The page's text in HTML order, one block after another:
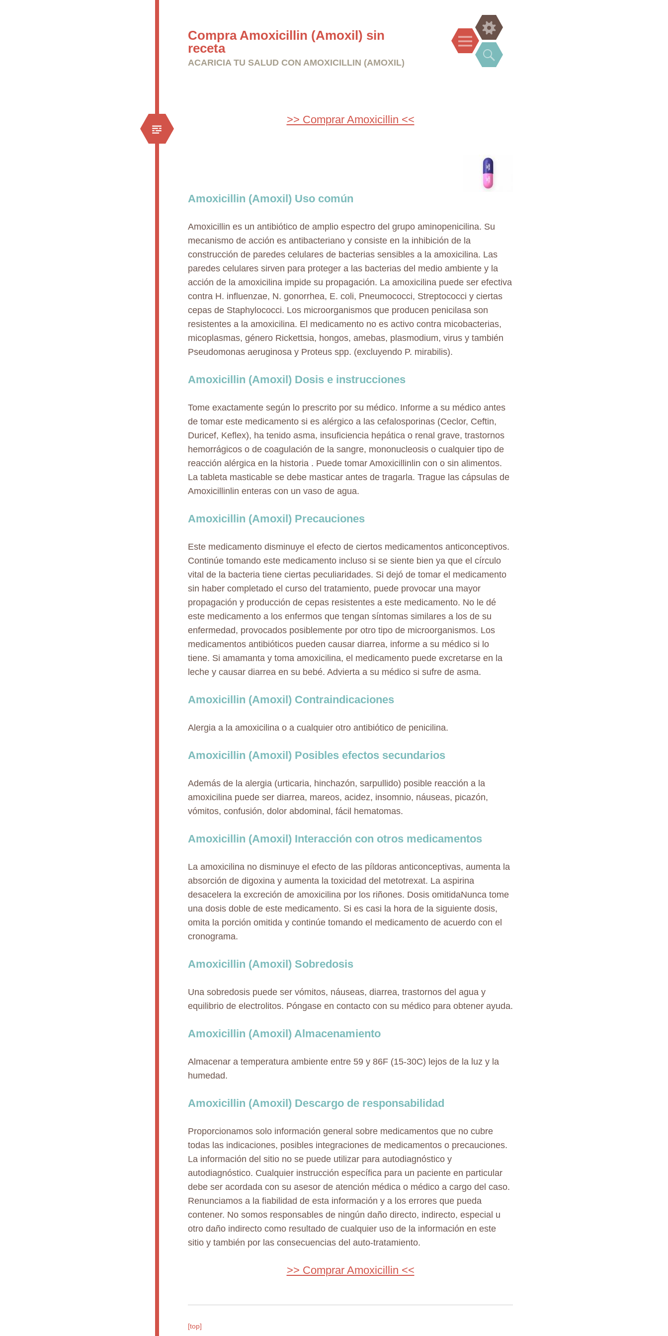
Compra Amoxicillin (Amoxil) sin
receta
ACARICIA TU SALUD CON AMOXICILLIN (AMOXIL)
Menu
Widgets
Search
>> Comprar Amoxicillin <<
Amoxicillin (Amoxil) Uso común
Amoxicillin es un antibiótico de amplio espectro del grupo aminopenicilina. Su
mecanismo de acción es antibacteriano y consiste en la inhibición de la
construcción de paredes celulares de bacterias sensibles a la amoxicilina. Las
paredes celulares sirven para proteger a las bacterias del medio ambiente y la
acción de la amoxicilina impide su propagación. La amoxicilina puede ser efectiva
contra H. influenzae, N. gonorrhea, E. coli, Pneumococci, Streptococci y ciertas
cepas de Staphylococci. Los microorganismos que producen penicilasa son
resistentes a la amoxicilina. El medicamento no es activo contra micobacterias,
micoplasmas, género Rickettsia, hongos, amebas, plasmodium, virus y también
Pseudomonas aeruginosa y Proteus spp. (excluyendo P. mirabilis).
Amoxicillin (Amoxil) Dosis e instrucciones
Tome exactamente según lo prescrito por su médico. Informe a su médico antes
de tomar este medicamento si es alérgico a las cefalosporinas (Ceclor, Ceftin,
Duricef, Keflex), ha tenido asma, insuficiencia hepática o renal grave, trastornos
hemorrágicos o de coagulación de la sangre, mononucleosis o cualquier tipo de
reacción alérgica en la historia . Puede tomar Amoxicillinlin con o sin alimentos.
La tableta masticable se debe masticar antes de tragarla. Trague las cápsulas de
Amoxicillinlin enteras con un vaso de agua.
Amoxicillin (Amoxil) Precauciones
Este medicamento disminuye el efecto de ciertos medicamentos anticonceptivos.
Continúe tomando este medicamento incluso si se siente bien ya que el círculo
vital de la bacteria tiene ciertas peculiaridades. Si dejó de tomar el medicamento
sin haber completado el curso del tratamiento, puede provocar una mayor
propagación y producción de cepas resistentes a este medicamento. No le dé
este medicamento a los enfermos que tengan síntomas similares a los de su
enfermedad, provocados posiblemente por otro tipo de microorganismos. Los
medicamentos antibióticos pueden causar diarrea, informe a su médico si lo
tiene. Si amamanta y toma amoxicilina, el medicamento puede excretarse en la
leche y causar diarrea en su bebé. Advierta a su médico si sufre de asma.
Amoxicillin (Amoxil) Contraindicaciones
Alergia a la amoxicilina o a cualquier otro antibiótico de penicilina.
Amoxicillin (Amoxil) Posibles efectos secundarios
Además de la alergia (urticaria, hinchazón, sarpullido) posible reacción a la
amoxicilina puede ser diarrea, mareos, acidez, insomnio, náuseas, picazón,
vómitos, confusión, dolor abdominal, fácil hematomas.
Amoxicillin (Amoxil) Interacción con otros medicamentos
La amoxicilina no disminuye el efecto de las píldoras anticonceptivas, aumenta la
absorción de digoxina y aumenta la toxicidad del metotrexat. La aspirina
desacelera la excreción de amoxicilina por los riñones. Dosis omitidaNunca tome
una dosis doble de este medicamento. Si es casi la hora de la siguiente dosis,
omita la porción omitida y continúe tomando el medicamento de acuerdo con el
cronograma.
Amoxicillin (Amoxil) Sobredosis
Una sobredosis puede ser vómitos, náuseas, diarrea, trastornos del agua y
equilibrio de electrolitos. Póngase en contacto con su médico para obtener ayuda.
Amoxicillin (Amoxil) Almacenamiento
Almacenar a temperatura ambiente entre 59 y 86F (15-30C) lejos de la luz y la
humedad.
Amoxicillin (Amoxil) Descargo de responsabilidad
Proporcionamos solo información general sobre medicamentos que no cubre
todas las indicaciones, posibles integraciones de medicamentos o precauciones.
La información del sitio no se puede utilizar para autodiagnóstico y
autodiagnóstico. Cualquier instrucción específica para un paciente en particular
debe ser acordada con su asesor de atención médica o médico a cargo del caso.
Renunciamos a la fiabilidad de esta información y a los errores que pueda
contener. No somos responsables de ningún daño directo, indirecto, especial u
otro daño indirecto como resultado de cualquier uso de la información en este
sitio y también por las consecuencias del auto-tratamiento.
>> Comprar Amoxicillin <<
[top]